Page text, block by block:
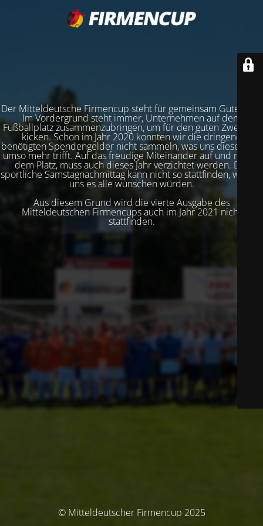
Der Mitteldeutsche Firmencup steht für gemeinsam Gutes tun.
Im Vordergrund steht immer, Unternehmen auf dem
Fußballplatz zusammenzubringen, um für den guten Zweck zu
kicken. Schon im Jahr 2020 konnten wir die dringend
benötigten Spendengelder nicht sammeln, was uns dieses Jahr
umso mehr trifft. Auf das freudige Miteinander auf und neben
dem Platz, muss auch dieses Jahr verzichtet werden. Der
sportliche Samstagnachmittag kann nicht so stattfinden, wie wir
uns es alle wünschen würden.
Aus diesem Grund wird die vierte Ausgabe des
Mitteldeutschen Firmencups auch im Jahr 2021 nicht
stattfinden.
© Mitteldeutscher Firmencup 2025